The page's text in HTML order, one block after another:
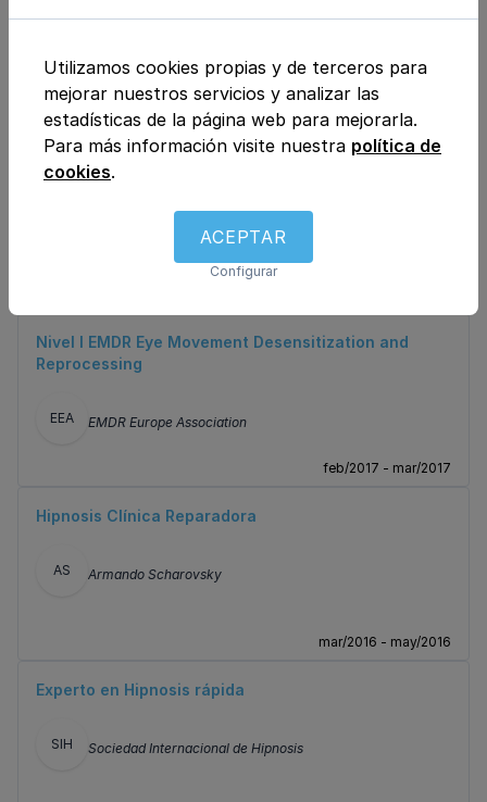
jul/2019 - ago/2019
Disociación de la personalidad
Nivel I EMDR Eye Movement Desensitization and
Reprocessing
EEA EMDR Europe Association
feb/2017 - mar/2017
Hipnosis Clínica Reparadora
AS Armando Scharovsky
mar/2016 - may/2016
Experto en Hipnosis rápida
SIH Sociedad Internacional de Hipnosis
Utilizamos cookies propias y de terceros para
mejorar nuestros servicios y analizar las
estadísticas de la página web para mejorarla.
Para más información visite nuestra política de
cookies.
ACEPTAR
Configurar